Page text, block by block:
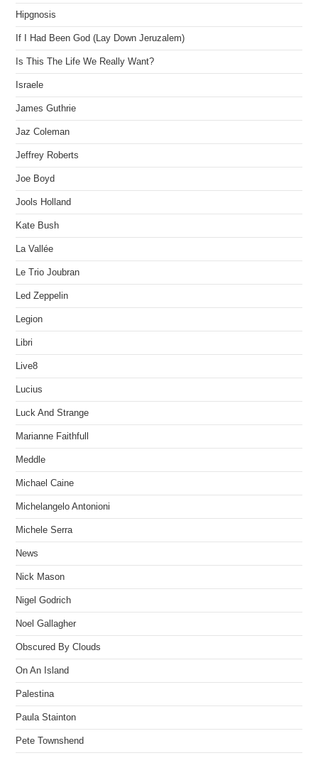
Hipgnosis
If I Had Been God (Lay Down Jeruzalem)
Is This The Life We Really Want?
Israele
James Guthrie
Jaz Coleman
Jeffrey Roberts
Joe Boyd
Jools Holland
Kate Bush
La Vallée
Le Trio Joubran
Led Zeppelin
Legion
Libri
Live8
Lucius
Luck And Strange
Marianne Faithfull
Meddle
Michael Caine
Michelangelo Antonioni
Michele Serra
News
Nick Mason
Nigel Godrich
Noel Gallagher
Obscured By Clouds
On An Island
Palestina
Paula Stainton
Pete Townshend